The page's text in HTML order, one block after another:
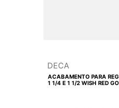
DECA
ACABAMENTO PARA
1 1/4 E 1 1/2 WISH RED